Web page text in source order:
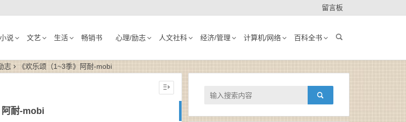
留言板
小说 文艺 生活 畅销书 心理/励志 人文社科 经济/管理 计算机/网络 百科全书
志 《欢乐颂（1~3季》阿耐-mobi
阿耐-mobi